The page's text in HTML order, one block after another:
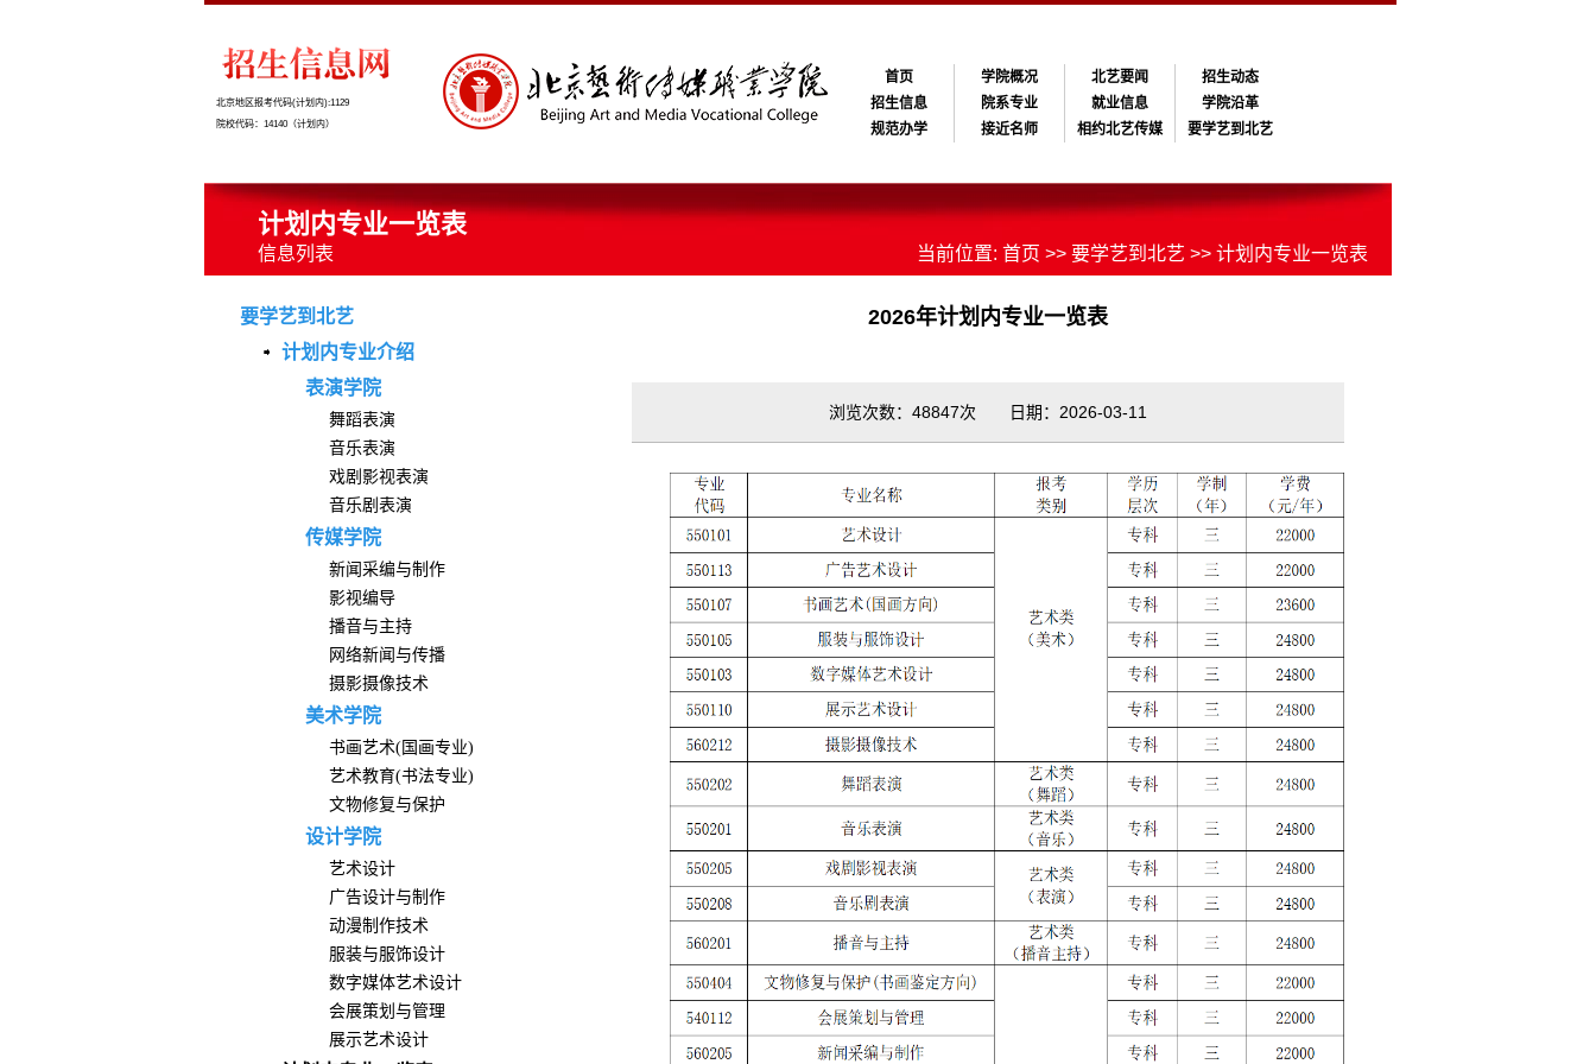
北京地区报考代码(计划内):1129
院校代码：14140（计划内）
首页 学院概况 北艺要闻
招生动态
招生信息
院系专业 就业信息
学院沿革
规范办学
接近名师 相约北艺传媒 要学艺到北艺
计划内专业一览表
信息列表 当前位置: 首页 >> 要学艺到北艺 >> 计划内专业一览表
要学艺到北艺
计划内专业介绍
表演学院
舞蹈表演
音乐表演
戏剧影视表演
音乐剧表演
传媒学院
新闻采编与制作
影视编导
播音与主持
网络新闻与传播
摄影摄像技术
美术学院
书画艺术(国画专业)
艺术教育(书法专业)
文物修复与保护
设计学院
艺术设计
广告设计与制作
动漫制作技术
服装与服饰设计
数字媒体艺术设计
会展策划与管理
展示艺术设计
2026年计划内专业一览表
浏览次数：48847次 日期：2026-03-11